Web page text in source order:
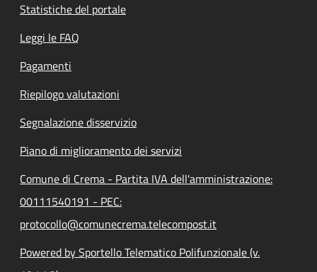
Statistiche del portale
Leggi le FAQ
Pagamenti
Riepilogo valutazioni
Segnalazione disservizio
Piano di miglioramento dei servizi
Comune di Crema - Partita IVA dell'amministrazione:
00111540191 - PEC:
protocollo@comunecrema.telecompost.it
Powered by Sportello Telematico Polifunzionale (v.